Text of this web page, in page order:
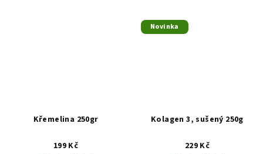
Křemelina 250gr
199 Kč
Novinka
Kolagen 3, sušený 250g
229 Kč